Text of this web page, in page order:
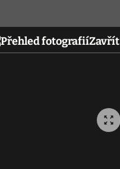
Přehled fotografiíZavřít